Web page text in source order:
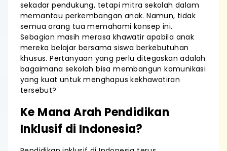
sekadar pendukung, tetapi mitra sekolah dalam
memantau perkembangan anak. Namun, tidak
semua orang tua memahami konsep ini.
Sebagian masih merasa khawatir apabila anak
mereka belajar bersama siswa berkebutuhan
khusus. Pertanyaan yang perlu ditegaskan adalah
bagaimana sekolah bisa membangun komunikasi
yang kuat untuk menghapus kekhawatiran
tersebut?
Ke Mana Arah Pendidikan
Inklusif di Indonesia?